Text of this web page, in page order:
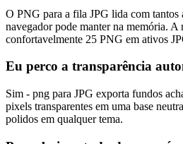
O PNG para a fila JPG lida com tantos
navegador pode manter na memória. A
confortavelmente 25 PNG em ativos
Eu perco a transparência
Sim - png para JPG exporta fundos
pixels transparentes em uma base
polidos em qualquer tema.